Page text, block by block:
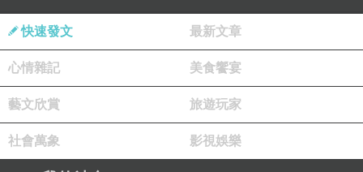
商品網址
快速發文 最新文章
心情雜記 美食饗宴
藝文欣賞 旅遊玩家
社會萬象 影視娛樂